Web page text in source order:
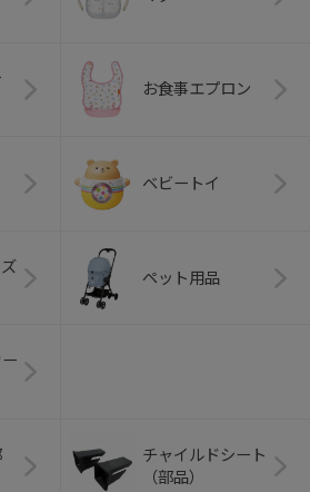
お食事エプロン
ベビートイ
ペット用品
チャイルドシート
（部品）